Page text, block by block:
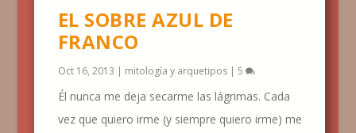
EL SOBRE AZUL DE
FRANCO
Oct 16, 2013 | mitología y arquetipos| 5
Él nunca me deja secarme las lágrimas. Cada
vez que quiero irme (y siempre quiero irme) me